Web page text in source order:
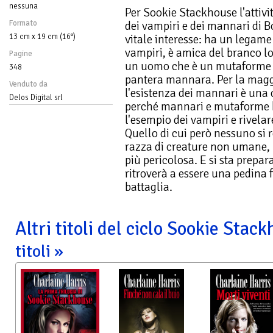
nessuna
Formato
13 cm x 19 cm (16°)
Pagine
348
Venduto da
Delos Digital srl
Per Sookie Stackhouse
dei vampiri e dei mannari di
vitale interesse: ha un
vampiri, è amica del branco
un uomo che è un
pantera mannara. Per la
l'esistenza dei mannari è
perché mannari e
l'esempio dei vampiri e
Quello di cui però nessuno si
razza di creature non
più pericolosa. E si sta
ritroverà a essere una
battaglia.
Altri titoli del ciclo Sookie
titoli